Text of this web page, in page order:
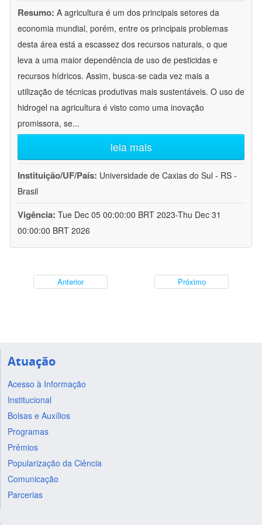
Resumo: A agricultura é um dos principais setores da
economia mundial, porém, entre os principais problemas
desta área está a escassez dos recursos naturais, o que
leva a uma maior dependência de uso de pesticidas e
recursos hídricos. Assim, busca-se cada vez mais a
utilização de técnicas produtivas mais sustentáveis. O uso de
hidrogel na agricultura é visto como uma inovação
promissora, se...
leia mais
Instituição/UF/País: Universidade de Caxias do Sul - RS -
Brasil
Vigência: Tue Dec 05 00:00:00 BRT 2023-Thu Dec 31
00:00:00 BRT 2026
Anterior Próximo
Atuação
Acesso à Informação
Institucional
Bolsas e Auxílios
Programas
Prêmios
Popularização da Ciência
Comunicação
Parcerias